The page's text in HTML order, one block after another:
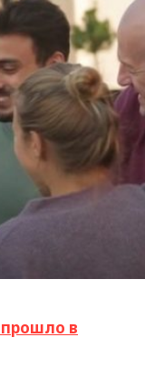
в